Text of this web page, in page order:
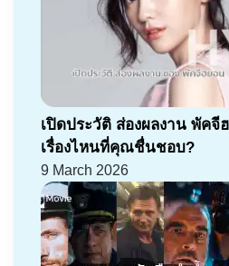
เปิดประวัติ ส่องผลงาน พัคจี
เรื่องไหนที่คุณชื่นชอบ?
9 March 2026